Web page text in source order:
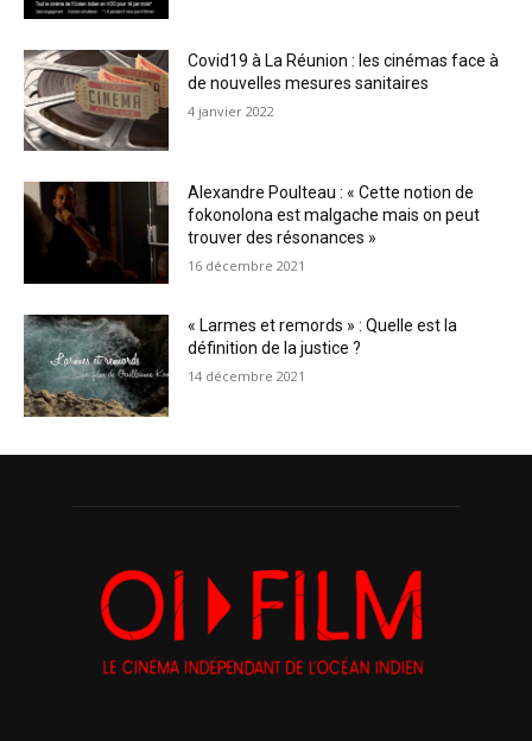
Covid19 à La Réunion : les cinémas face à
de nouvelles mesures sanitaires
4 janvier 2022
Alexandre Poulteau : « Cette notion de
fokonolona est malgache mais on peut
trouver des résonances »
16 décembre 2021
« Larmes et remords » : Quelle est la
définition de la justice ?
14 décembre 2021